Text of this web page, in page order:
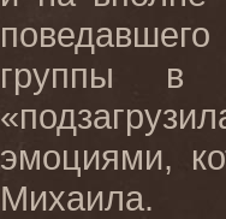
группы в
эмоциями,
Михаила.